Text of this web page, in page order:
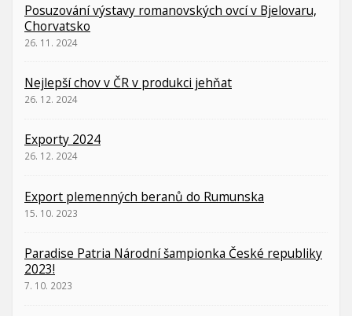
Posuzování výstavy romanovských ovcí v Bjelovaru,
Chorvatsko
26. 11. 2024
Nejlepší chov v ČR v produkci jehňat
26. 12. 2024
Exporty 2024
26. 12. 2024
Export plemenných beranů do Rumunska
15. 10. 2023
Paradise Patria Národní šampionka České republiky
2023!
7. 10. 2023